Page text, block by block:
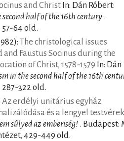
and Christ In: Dán Róbert:
half of the 16th century .
64 old.
The christological issues
and Faustus Socinus during the
of Christ, 1578-1579 In: Dán
in the second half of the 16th
322 old.
Az erdélyi unitárius egyház
és a lengyel
sűlyed az emberiség! . Budapest:
429-449 old.